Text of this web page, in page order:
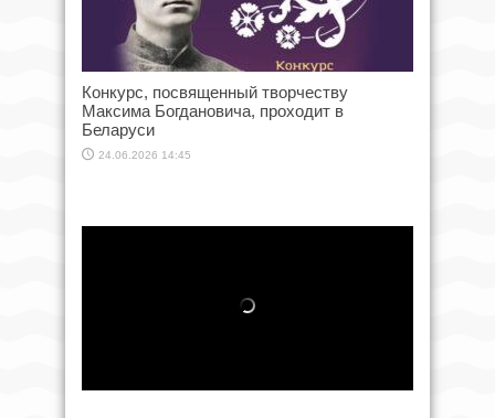
Конкурс, посвященный творчеству
Максима Богдановича, проходит в
Беларуси
24.06.2026 14:45